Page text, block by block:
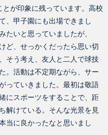
が印象に残っています。高校
、甲子園にも出場できまし
たいと思っていましたが、
ど、せっかくだったら思い切
そう考え、友人と二人で球技
。活動は不定期ながら、サー
っていきました。最初は敬語
にスポーツをすることで、距
解けている。そんな光景を見
当に良かったなと思いまし